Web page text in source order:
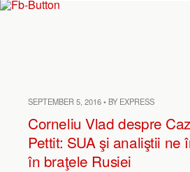
SEPTEMBER 5, 2016 • BY EXPRESS
Corneliu Vlad despre
Pettit: SUA şi analiştii ne
în braţele Rusiei